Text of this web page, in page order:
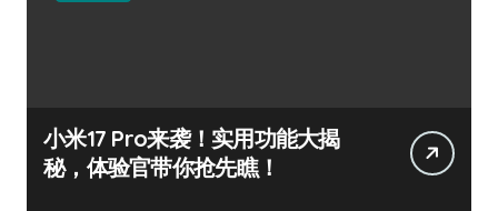
小米17 Pro来袭！实用功能大揭
秘，体验官带你抢先瞧！